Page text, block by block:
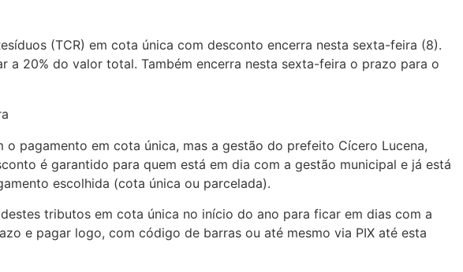
(TCR) em cota única com desconto encerra nesta sexta-feira (8).
20% do valor total. Também encerra nesta sexta-feira o prazo para o
pagamento em cota única, mas a gestão do prefeito Cícero Lucena,
é garantido para quem está em dia com a gestão municipal e já está
escolhida (cota única ou parcelada).
tributos em cota única no início do ano para ficar em dias com a
e pagar logo, com código de barras ou até mesmo via PIX até esta